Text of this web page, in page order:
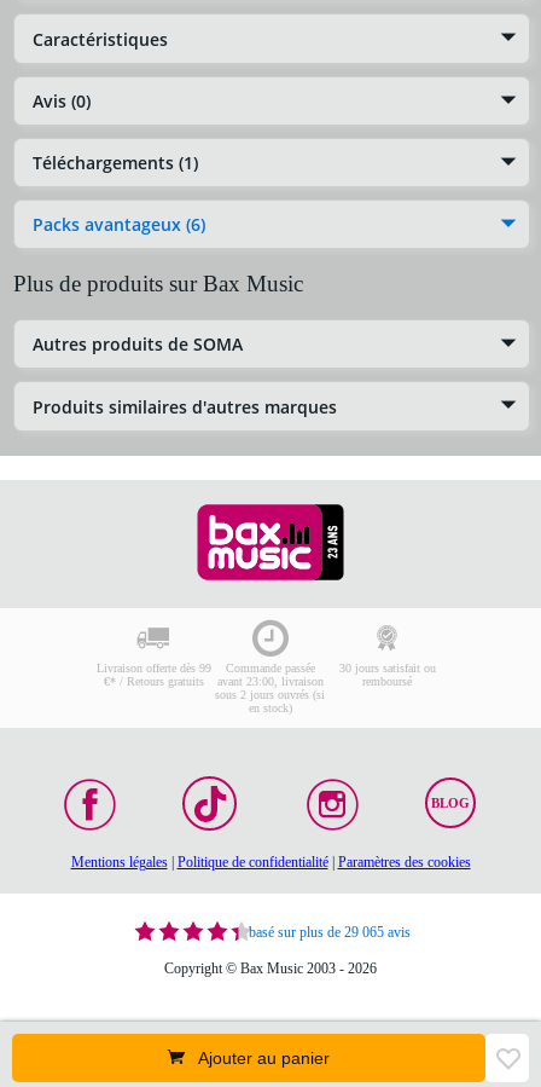
Caractéristiques
Avis (0)
Téléchargements (1)
Packs avantageux (6)
Plus de produits sur Bax Music
Autres produits de SOMA
Produits similaires d'autres marques
Ajouter au panier
Livraison offerte dès 99
€* / Retours gratuits
Commande passée
avant 23:00, livraison
sous 2 jours ouvrés (si
en stock)
30 jours satisfait ou
remboursé
BLOG
Mentions légales| Politique de confidentialité| Paramètres des cookies
basé sur plus de 29 065 avis
Copyright © Bax Music 2003 - 2026